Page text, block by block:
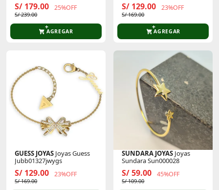
S/ 179.00 25%OFF
S/ 239.00
AGREGAR
S/ 129.00 23%OFF
S/ 169.00
AGREGAR
GUESS JOYAS Joyas Guess
Jubb01327jwygs
S/ 129.00 23%OFF
S/ 169.00
SUNDARA JOYAS Joyas
Sundara Sun000028
S/ 59.00 45%OFF
S/ 109.00